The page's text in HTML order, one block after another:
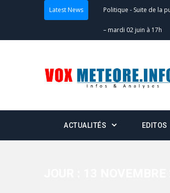
Latest News Politique - Suite de la
– mardi 02 juin à 17h
Scrutins :
24h/24 et 7j/7
Actualités - Double
minuit
Actualités
ACTUALITÉS EDITOS